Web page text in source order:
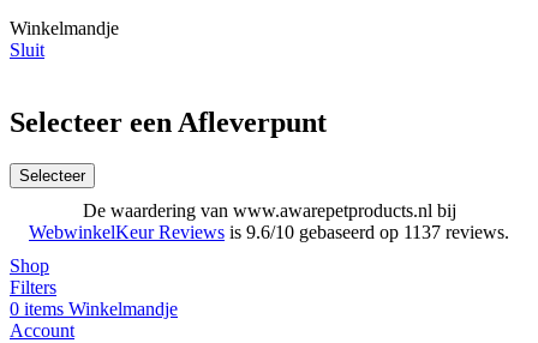
Winkelmandje
Sluit
Selecteer een Afleverpunt
Selecteer
De waardering van www.awarepetproducts.nl bij
WebwinkelKeur Reviews is 9.6/10 gebaseerd op 1137 reviews.
Shop
Filters
0 items Winkelmandje
Account